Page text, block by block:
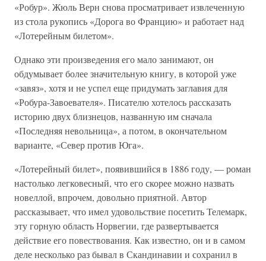
«Робур». Жюль Верн снова просматривает извлеченную
из стола рукопись «Дорога во Францию» и работает над
«Лотерейным билетом».
Однако эти произведения его мало занимают, он
обдумывает более значительную книгу, в которой уже
«завяз», хотя и не успел еще придумать заглавия для
«Робура-Завоевателя». Писателю хотелось рассказать
историю двух близнецов, названную им сначала
«Последняя невольница», а потом, в окончательном
варианте, «Север против Юга».
«Лотерейный билет», появившийся в 1886 году, — роман
настолько легковесный, что его скорее можно назвать
новеллой, впрочем, довольно приятной. Автор
рассказывает, что имел удовольствие посетить Телемарк,
эту горную область Норвегии, где развертывается
действие его повествования. Как известно, он и в самом
деле несколько раз бывал в Скандинавии и сохранил в